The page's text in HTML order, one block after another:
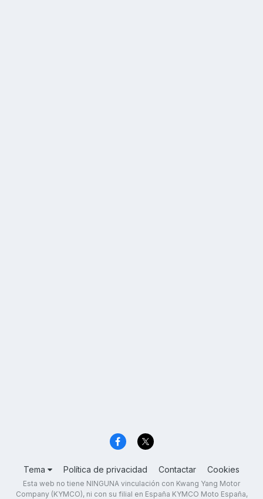
Tema Política de privacidad Contactar Cookies
Esta web no tiene NINGUNA vinculación con Kwang Yang Motor
Company (KYMCO), ni con su filial en España KYMCO Moto España,